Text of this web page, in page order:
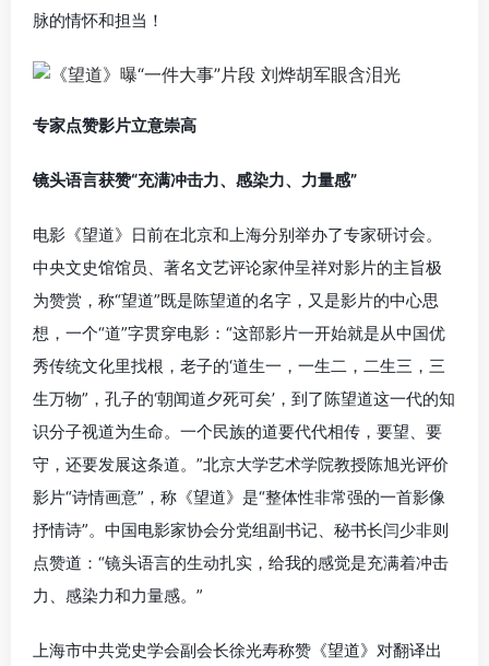
脉的情怀和担当！
专家点赞影片立意崇高
镜头语言获赞“充满冲击力、感染力、力量感”
电影《望道》日前在北京和上海分别举办了专家研讨会。
中央文史馆馆员、著名文艺评论家仲呈祥对影片的主旨极
为赞赏，称“望道”既是陈望道的名字，又是影片的中心思
想，一个“道”字贯穿电影：“这部影片一开始就是从中国优
秀传统文化里找根，老子的‘道生一，一生二，二生三，三
生万物”，孔子的‘朝闻道夕死可矣’，到了陈望道这一代的知
识分子视道为生命。一个民族的道要代代相传，要望、要
守，还要发展这条道。”北京大学艺术学院教授陈旭光评价
影片“诗情画意”，称《望道》是“整体性非常强的一首影像
抒情诗”。中国电影家协会分党组副书记、秘书长闫少非则
点赞道：“镜头语言的生动扎实，给我的感觉是充满着冲击
力、感染力和力量感。”
上海市中共党史学会副会长徐光寿称赞《望道》对翻译出